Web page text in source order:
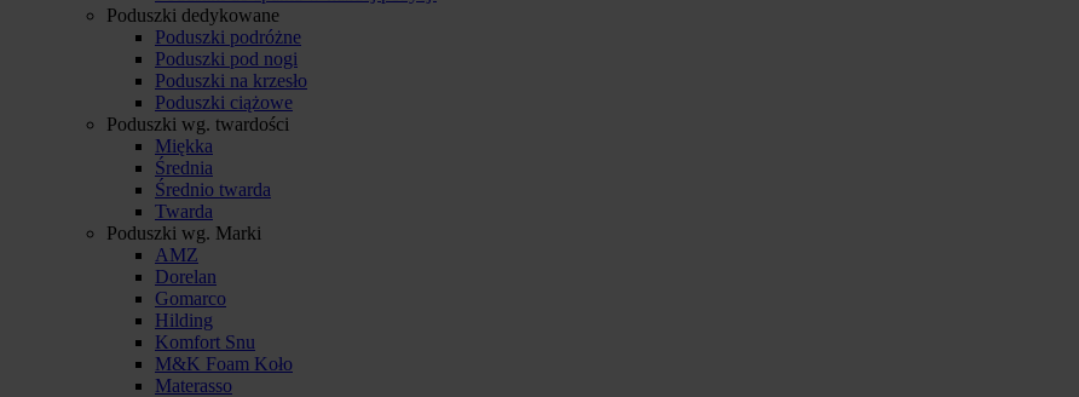
Poduszki dedykowane
Poduszki podróżne
Poduszki pod nogi
Poduszki na krzesło
Poduszki ciążowe
Poduszki wg. twardości
Miękka
Średnia
Średnio twarda
Twarda
Poduszki wg. Marki
AMZ
Dorelan
Gomarco
Hilding
Komfort Snu
M&K Foam Koło
Materasso